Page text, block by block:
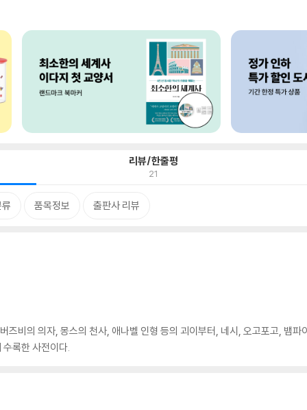
리뷰/한줄평
21
품목정보 출판사 리뷰
즈비의 의자, 몽스의 천사, 애나벨 인형 등의 괴이부터, 네시, 오고포고, 뱀파
록한 사전이다.